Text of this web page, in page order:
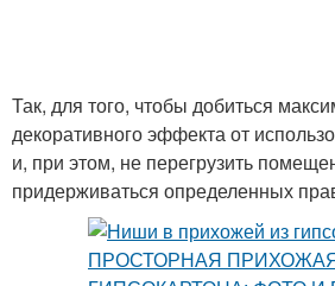
Так, для того, чтобы добиться
декоративного эффекта от
и, при этом, не перегрузить
придерживаться определенных